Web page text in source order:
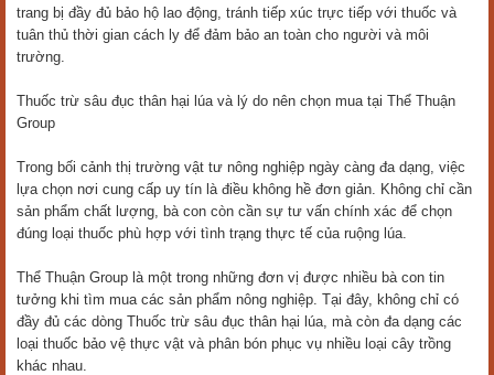
trang bị đầy đủ bảo hộ lao động, tránh tiếp xúc trực tiếp với thuốc và
tuân thủ thời gian cách ly để đảm bảo an toàn cho người và môi
trường.
Thuốc trừ sâu đục thân hại lúa và lý do nên chọn mua tại Thể Thuận
Group
Trong bối cảnh thị trường vật tư nông nghiệp ngày càng đa dạng, việc
lựa chọn nơi cung cấp uy tín là điều không hề đơn giản. Không chỉ cần
sản phẩm chất lượng, bà con còn cần sự tư vấn chính xác để chọn
đúng loại thuốc phù hợp với tình trạng thực tế của ruộng lúa.
Thể Thuận Group là một trong những đơn vị được nhiều bà con tin
tưởng khi tìm mua các sản phẩm nông nghiệp. Tại đây, không chỉ có
đầy đủ các dòng Thuốc trừ sâu đục thân hại lúa, mà còn đa dạng các
loại thuốc bảo vệ thực vật và phân bón phục vụ nhiều loại cây trồng
khác nhau.